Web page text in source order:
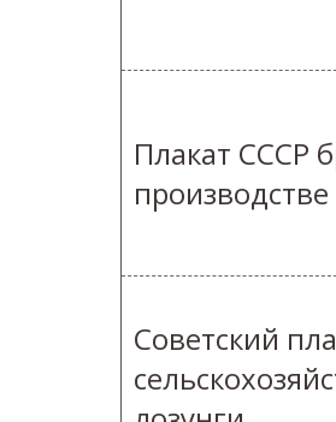
Плакат СССР
производстве
Советский